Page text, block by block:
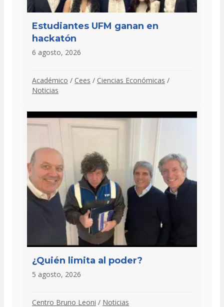
Estudiantes UFM ganan en
hackatón
6 agosto, 2026
Académico / Cees / Ciencias Económicas /
Noticias
¿Quién limita al poder?
5 agosto, 2026
Centro Bruno Leoni / Noticias